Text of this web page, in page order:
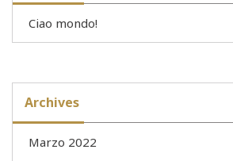
Ciao mondo!
Archives
Marzo 2022